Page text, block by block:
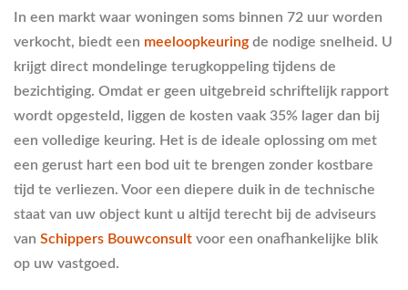
In een markt waar woningen soms binnen 72 uur worden
verkocht, biedt een meeloopkeuring de nodige snelheid. U
krijgt direct mondelinge terugkoppeling tijdens de
bezichtiging. Omdat er geen uitgebreid schriftelijk rapport
wordt opgesteld, liggen de kosten vaak 35% lager dan bij
een volledige keuring. Het is de ideale oplossing om met
een gerust hart een bod uit te brengen zonder kostbare
tijd te verliezen. Voor een diepere duik in de technische
staat van uw object kunt u altijd terecht bij de adviseurs
van Schippers Bouwconsult voor een onafhankelijke blik
op uw vastgoed.